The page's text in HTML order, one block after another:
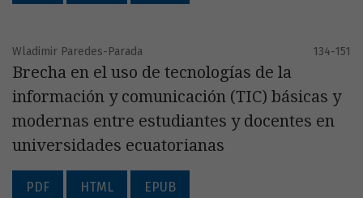
Wladimir Paredes-Parada 134-151
Brecha en el uso de tecnologías de la
información y comunicación (TIC) básicas y
modernas entre estudiantes y docentes en
universidades ecuatorianas
PDF HTML EPUB